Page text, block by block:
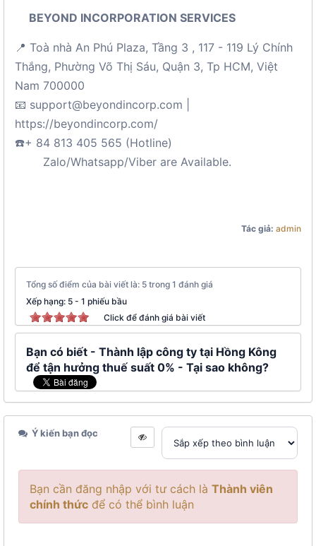
BEYOND INCORPORATION SERVICES
📍 Toà nhà An Phú Plaza, Tầng 3 , 117 - 119 Lý Chính
Thắng, Phường Võ Thị Sáu, Quận 3, Tp HCM, Việt
Nam 700000
📧 support@beyondincorp.com |
https://beyondincorp.com/
☎️+ 84 813 405 565 (Hotline)
Zalo/Whatsapp/Viber are Available.
Tác giả: admin
Tổng số điểm của bài viết là: 5 trong 1 đánh giá
Xếp hạng: 5 - 1 phiếu bầu
Click để đánh giá bài viết
Bạn có biết - Thành lập công ty tại Hồng Kông
để tận hưởng thuế suất 0% - Tại sao không?
Ý kiến bạn đọc
Bạn cần đăng nhập với tư cách là Thành viên
chính thức để có thể bình luận